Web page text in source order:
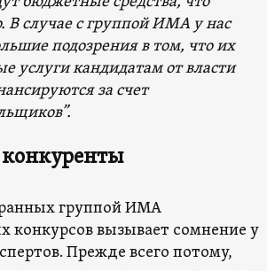
В случае с группой ИМА у нас
подозрения в том, что их
услуги кандидатам от власти
за счет
группой ИМА
конкурсов вызывает сомнение у
Прежде всего потому,